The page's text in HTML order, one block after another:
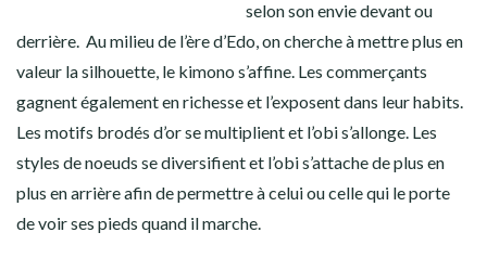
selon son envie devant ou
derrière. Au milieu de l’ère d’Edo, on cherche à mettre plus en
valeur la silhouette, le kimono s’affine. Les commerçants
gagnent également en richesse et l’exposent dans leur habits.
Les motifs brodés d’or se multiplient et l’obi s’allonge. Les
styles de noeuds se diversifient et l’obi s’attache de plus en
plus en arrière afin de permettre à celui ou celle qui le porte
de voir ses pieds quand il marche.